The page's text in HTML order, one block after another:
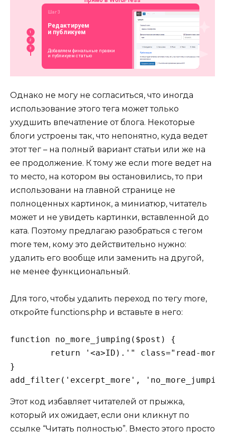
Однако не могу не согласиться, что иногда
использование этого тега может только
ухудшить впечатление от блога. Некоторые
блоги устроены так, что непонятно, куда ведет
этот тег – на полный вариант статьи или же на
ее продолжение. К тому же если more ведет на
то место, на котором вы остановились, то при
использовани на главной странице не
полноценных картинок, а миниатюр, читатель
может и не увидеть картинки, вставленной до
ката. Поэтому предлагаю разобраться с тегом
more тем, кому это действительно нужно:
удалить его вообще или заменить на другой,
не менее функциональный.
Для того, чтобы удалить переход по тегу more,
откройте functions.php и вставьте в него:
function no_more_jumping($post) {
}
add_filter('excerpt_more',
Этот код избавляет читателей от прыжка,
который их ожидает, если они кликнут по
ссылке “Читать полностью”. Вместо этого просто